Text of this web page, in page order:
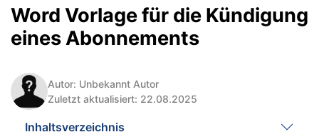
Word Vorlage für die Kündigung
eines Abonnements
Autor: Unbekannt Autor
Zuletzt aktualisiert: 22.08.2025
Inhaltsverzeichnis